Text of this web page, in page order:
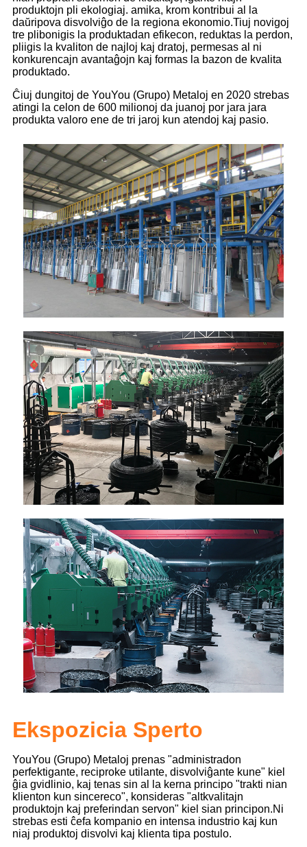
produktojn pli ekologiaj. amika, krom kontribui al la
daŭripova disvolviĝo de la regiona ekonomio.Tiuj novigoj
tre plibonigis la produktadan efikecon, reduktas la perdon,
pliigis la kvaliton de najloj kaj dratoj, permesas al ni
konkurencajn avantaĝojn kaj formas la bazon de kvalita
produktado.
Ĉiuj dungitoj de YouYou (Grupo) Metaloj en 2020 strebas
atingi la celon de 600 milionoj da juanoj por jara jara
produkta valoro ene de tri jaroj kun atendoj kaj pasio.
Ekspozicia Sperto
YouYou (Grupo) Metaloj prenas "administradon
perfektigante, reciproke utilante, disvolviĝante kune" kiel
ĝia gvidlinio, kaj tenas sin al la kerna principo "trakti nian
klienton kun sincereco", konsideras "altkvalitajn
produktojn kaj preferindan servon" kiel sian principon.Ni
strebas esti ĉefa kompanio en intensa industrio kaj kun
niaj produktoj disvolvi kaj klienta tipa postulo.